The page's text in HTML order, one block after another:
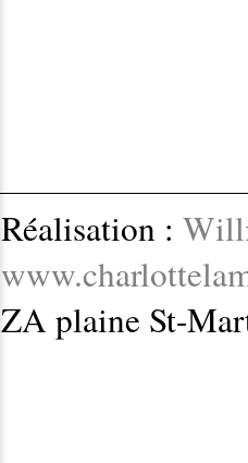
Réalisation :
ZA plaine St-